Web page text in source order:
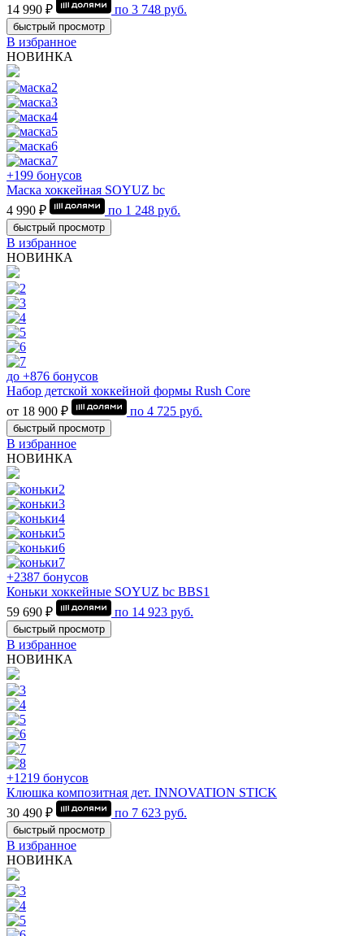
14 990 ₽
по 3 748 руб.
быстрый просмотр
В избранное
НОВИНКА
+199 бонусов
Маска хоккейная SOYUZ bc
4 990 ₽
по 1 248 руб.
быстрый просмотр
В избранное
НОВИНКА
до +876 бонусов
Набор детской хоккейной формы Rush Core
от 18 900 ₽
по 4 725 руб.
быстрый просмотр
В избранное
НОВИНКА
+2387 бонусов
Коньки хоккейные SOYUZ bc BBS1
59 690 ₽
по 14 923 руб.
быстрый просмотр
В избранное
НОВИНКА
+1219 бонусов
Клюшка композитная дет. INNOVATION STICK
30 490 ₽
по 7 623 руб.
быстрый просмотр
В избранное
НОВИНКА